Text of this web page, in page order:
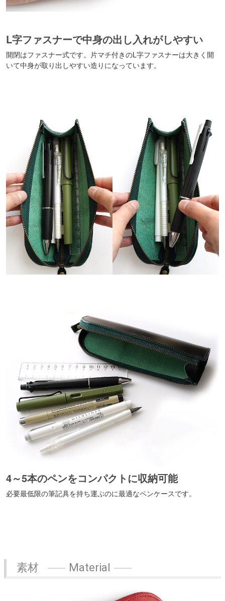
L字ファスナーで中身の出し入れがしやすい
開閉はファスナー式です。片マチ付きのL字ファスナーは大きく開
いて中身が取り出しやすい造りになっています。
4～5本のペンをコンパクトに収納可能
必要最低限の筆記具を持ち運ぶのに最適なペンケースです。
素材 Material